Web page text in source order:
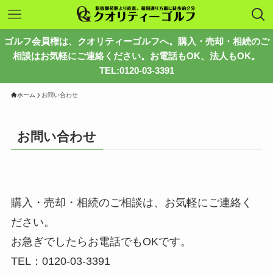
ゴルフ会員権は、クオリティーゴルフへ。購入・売却・相続のご
相談はお気軽にご連絡ください。お電話もOK、法人もOK。
TEL:0120-03-3391
ホーム お問い合わせ
お問い合わせ
購入・売却・相続のご相談は、お気軽にご連絡く
ださい。
お急ぎでしたらお電話でもOKです。
TEL：0120-03-3391